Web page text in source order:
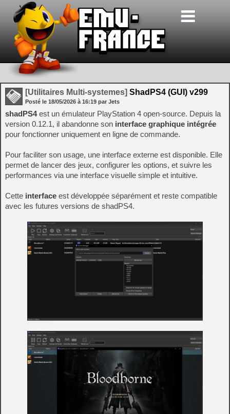
[Utilitaires Multi-systemes] ShadPS4 (GUI) v299
Posté le 18/05/2026 à 16:19 par Jets
shadPS4est un émulateur PlayStation 4 open-source. Depuis la
version 0.12.1, il abandonne son interface graphique intégrée
pour fonctionner uniquement en ligne de commande.
Pour faciliter son usage, une interface externe est disponible. Elle
permet de lancer des jeux, configurer les options, et suivre les
performances via une interface visuelle simple et intuitive.
Cette interface est développée séparément et reste compatible
avec les futures versions de shadPS4.